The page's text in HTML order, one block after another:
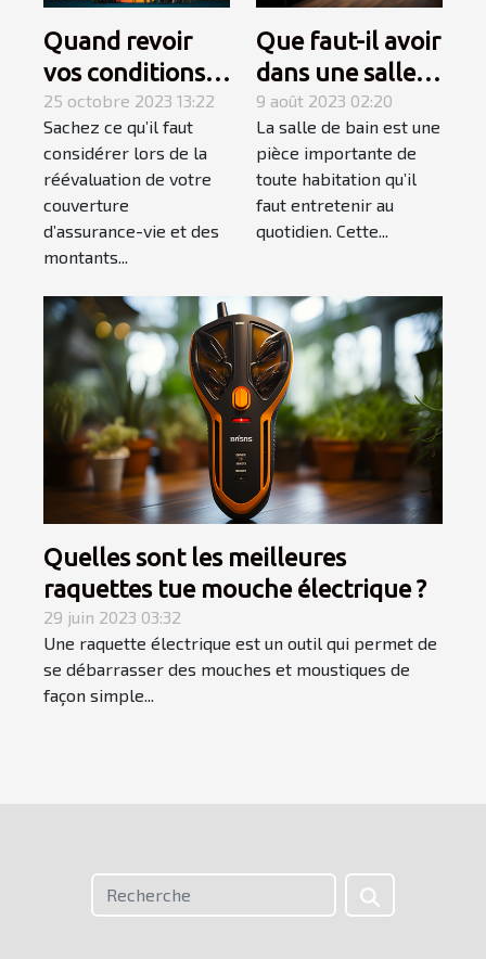
Quand revoir
vos conditions
d’assurance-
vie ?
25 octobre 2023 13:22
Sachez ce qu’il faut
considérer lors de la
réévaluation de votre
couverture
d’assurance-vie et des
montants...
Que faut-il avoir
dans une salle
de bain pour
qu’elle soit
complète et
élégante ?
9 août 2023 02:20
La salle de bain est une
pièce importante de
toute habitation qu’il
faut entretenir au
quotidien. Cette...
Quelles sont les meilleures
raquettes tue mouche électrique ?
29 juin 2023 03:32
Une raquette électrique est un outil qui permet de
se débarrasser des mouches et moustiques de
façon simple...